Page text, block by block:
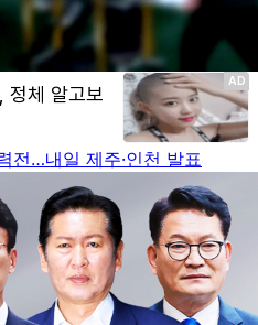
전…내일 제주·인천 발표